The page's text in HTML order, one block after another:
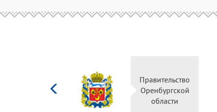
Правительство
Оренбургской
области